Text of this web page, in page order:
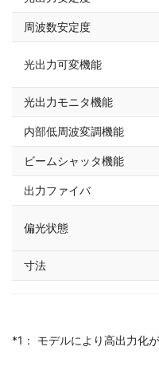
周波数安定度
光出力可変機能
光出力モニタ機能
内部低周波変調機能
ビームシャッタ機能
出力ファイバ
偏光状態
寸法
*1： モデルにより高出力化が